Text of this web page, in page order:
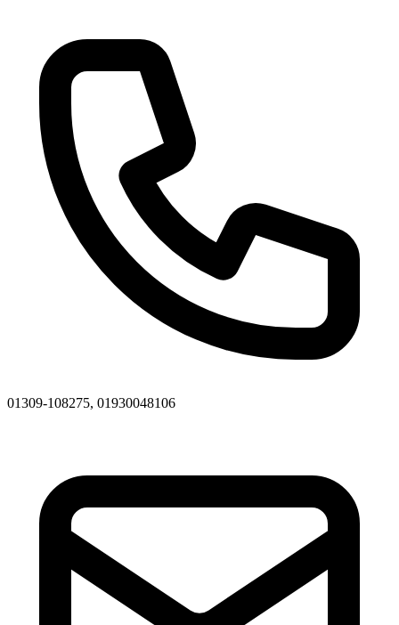
01309-108275, 01930048106